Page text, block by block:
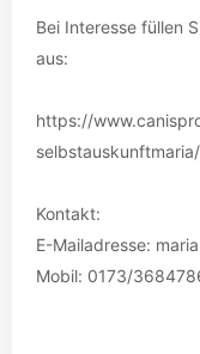
Bei Interesse füllen
aus:
https://
selbstauskunftmaria/
Kontakt:
E-Mailadresse:
Mobil: 0173/